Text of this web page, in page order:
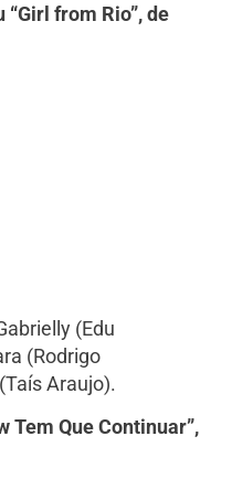
from Rio”, de
(Edu
(Rodrigo
Araujo).
Tem Que Continuar”,